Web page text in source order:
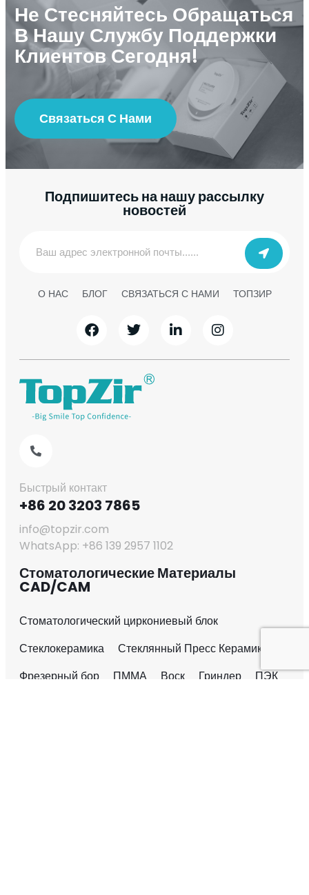
Не Стесняйтесь Обращаться
В Нашу Службу Поддержки
Клиентов Сегодня!
Связаться С Нами
Подпишитесь на нашу рассылку
новостей
О НАС БЛОГ СВЯЗАТЬСЯ С НАМИ ТОПЗИР
Быстрый контакт
+86 20 3203 7865
info@topzir.com
WhatsApp: +86 139 2957 1102
Стоматологические Материалы
CAD/CAM
Стоматологический циркониевый блок
Стеклокерамика
Стеклянный Пресс Керамика
Фрезерный бор
ПММА Воск Гриндер ПЭК